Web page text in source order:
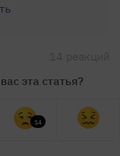
14 реакций
эта статья?
14